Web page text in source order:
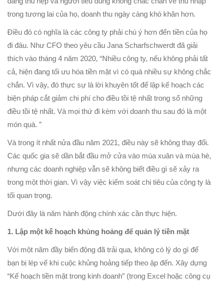
trong tương lai của họ, doanh thu ngày càng khó khăn hơn.
Điều đó có nghĩa là các công ty phải chú ý hơn đến tiền của họ
đi đâu. Như CFO theo yêu cầu Jana Scharfschwerdt đã giải
thích vào tháng 4 năm 2020, “Nhiều công ty, nếu không phải tất
cả, hiện đang tối ưu hóa tiền mặt vì có quá nhiều sự không chắc
chắn. Vì vậy, đó thực sự là lời khuyên tốt để lập kế hoạch các
biện pháp cắt giảm chi phí cho điều tồi tệ nhất trong số những
điều tồi tệ nhất. Và mọi thứ đi kèm với doanh thu sau đó là một
món quà. ”
Và trong ít nhất nửa đầu năm 2021, điều này sẽ không thay đổi.
Các quốc gia sẽ dần bắt đầu mở cửa vào mùa xuân và mùa hè,
nhưng các doanh nghiệp vẫn sẽ không biết điều gì sẽ xảy ra
trong một thời gian. Vì vậy việc kiểm soát chi tiêu của công ty là
tối quan trọng.
Dưới đây là năm hành động chính xác cần thực hiện.
1. Lập một kế hoạch khủng hoảng để quản lý tiền mặt
Với một năm đầy biến động đã trải qua, không có lý do gì để
bạn bị lép vế khi cuộc khủng hoảng tiếp theo ập đến. Xây dựng
“Kế hoạch tiền mặt trong kinh doanh” (trong Excel hoặc công cụ